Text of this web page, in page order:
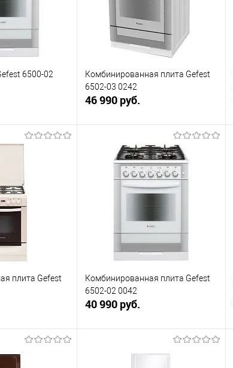
6500-02
Под заказ
Комбинированная плита Gefest
6502-03 0242
46 990 руб.
В корзину
Купить в 1 клик
К сравнению
В избранное
Под заказ
плита Gefest
Комбинированная плита Gefest
6502-02 0042
40 990 руб.